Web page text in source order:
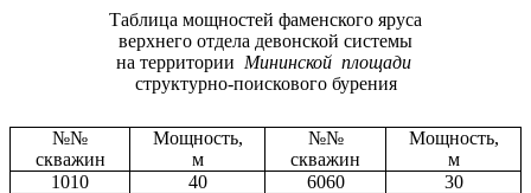
Таблица мощностей фаменского яруса
верхнего отдела девонской системы
на территории Мининской площади
структурно-поискового бурения
№№
скважин
Мощность,
м
№№
скважин
Мощность,
м
1010
40 6060
30